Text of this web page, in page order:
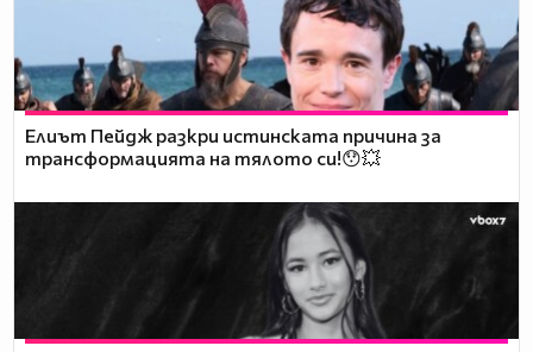
Елиът Пейдж разкри истинската причина за
трансформацията на тялото си!😯💥